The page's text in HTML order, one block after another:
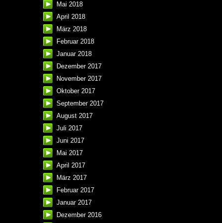
Mai 2018
April 2018
März 2018
Februar 2018
Januar 2018
Dezember 2017
November 2017
Oktober 2017
September 2017
August 2017
Juli 2017
Juni 2017
Mai 2017
April 2017
März 2017
Februar 2017
Januar 2017
Dezember 2016